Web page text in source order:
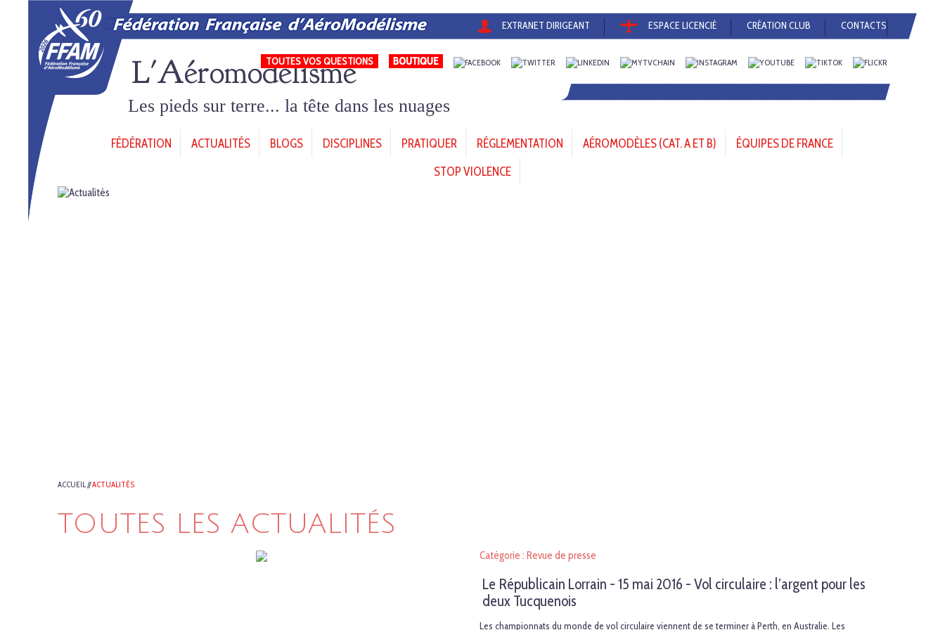
EXTRANET DIRIGEANT ESPACE LICENCIÉ CRÉATION CLUB CONTACTS
TOUTES VOS QUESTIONS
L'Aéromodélisme
Les pieds sur terre... la tête dans les nuages
FÉDÉRATION ACTUALITÉS BLOGS DISCIPLINES PRATIQUER RÉGLEMENTATION AÉROMODÈLES (CAT. A ET B)
ÉQUIPES DE FRANCE
STOP VIOLENCE
ACCUEIL//ACTUALITÉS
TOUTES LES ACTUALITÉS
Catégorie : Revue de presse
Le Républicain Lorrain - 15 mai 2016 - Vol circulaire : l’argent pour les
deux Tucquenois
Les championnats du monde de vol circulaire viennent de se terminer à Perth, en Australie. Les